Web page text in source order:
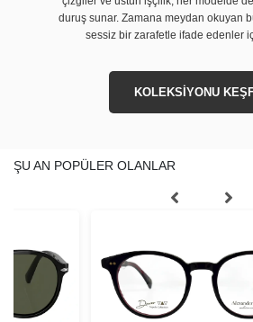
duruş sunar. Zamana meydan okuyan
sessiz bir zarafetle ifade edenler
KOLEKSİYONU
ŞU AN POPÜLER OLANLAR